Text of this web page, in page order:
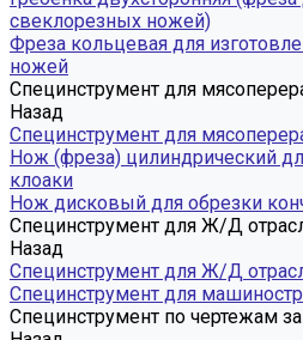
свеклорезных ножей)
Фреза кольцевая для
ножей
Специнструмент для
Назад
Специнструмент для
Нож (фреза) цилиндрический
клоаки
Нож дисковый для обрезки
Специнструмент для Ж/Д
Назад
Специнструмент для Ж/Д
Специнструмент для
Специнструмент по чертежам